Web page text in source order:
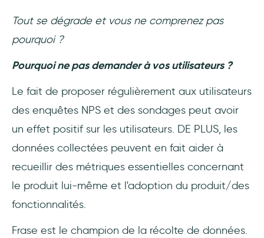
Tout se dégrade et vous ne comprenez pas
pourquoi ?
Pourquoi ne pas demander à vos utilisateurs ?
Le fait de proposer régulièrement aux utilisateurs
des enquêtes NPS et des sondages peut avoir
un effet positif sur les utilisateurs. DE PLUS, les
données collectées peuvent en fait aider à
recueillir des métriques essentielles concernant
le produit lui-même et l'adoption du produit/des
fonctionnalités.
Frase est le champion de la récolte de données.